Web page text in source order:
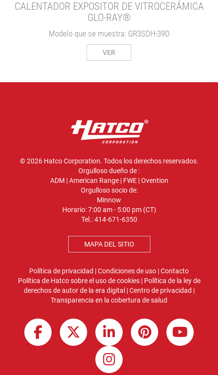
CALENTADOR EXPOSITOR DE VITROCERÁMICA
GLO-RAY®
Modelo que se muestra: GR3SDH-39D
VER
© 2026 Hatco Corporation. Todos los derechos reservados.
Orgulloso dueño de :
ADM |American Range| FWE|Ovention
Orgulloso socio de:
Minnow
Horario: 7:00 am - 5:00 pm (CT)
Tel.:414-671-6350
MAPA DEL SITIO
Política de privacidad |Condiciones de uso |Contacto
Política de Hatco sobre el uso de cookies| Política de la ley de
derechos de autor de la era digital |Centro de privacidad |
Transparencia en la cobertura de salud